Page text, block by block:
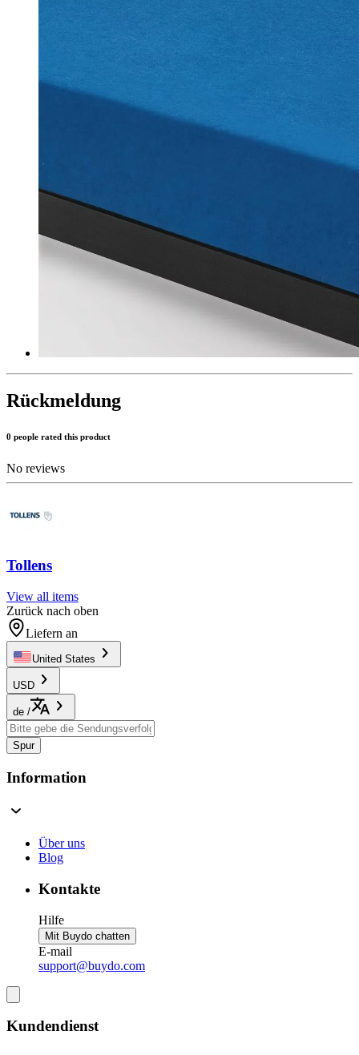
Rückmeldung
0 people rated this product
No reviews
Tollens
View all items
Zurück nach oben
Liefern an
United States
USD
de /
Spur
Information
Über uns
Blog
Kontakte
Hilfe
Mit Buydo chatten
E-mail
support@buydo.com
Kundendienst